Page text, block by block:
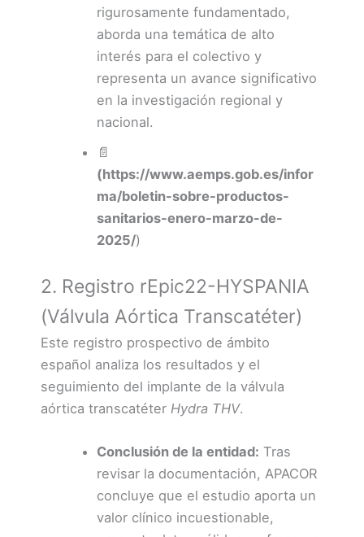
rigurosamente fundamentado,
aborda una temática de alto
interés para el colectivo y
representa un avance significativo
en la investigación regional y
nacional.
📄
(https://www.aemps.gob.es/infor
ma/boletin-sobre-productos-
sanitarios-enero-marzo-de-
2025/)
2. Registro rEpic22-HYSPANIA
(Válvula Aórtica Transcatéter)
Este registro prospectivo de ámbito
español analiza los resultados y el
seguimiento del implante de la válvula
aórtica transcatéter Hydra THV.
Conclusión de la entidad: Tras
revisar la documentación, APACOR
concluye que el estudio aporta un
valor clínico incuestionable,